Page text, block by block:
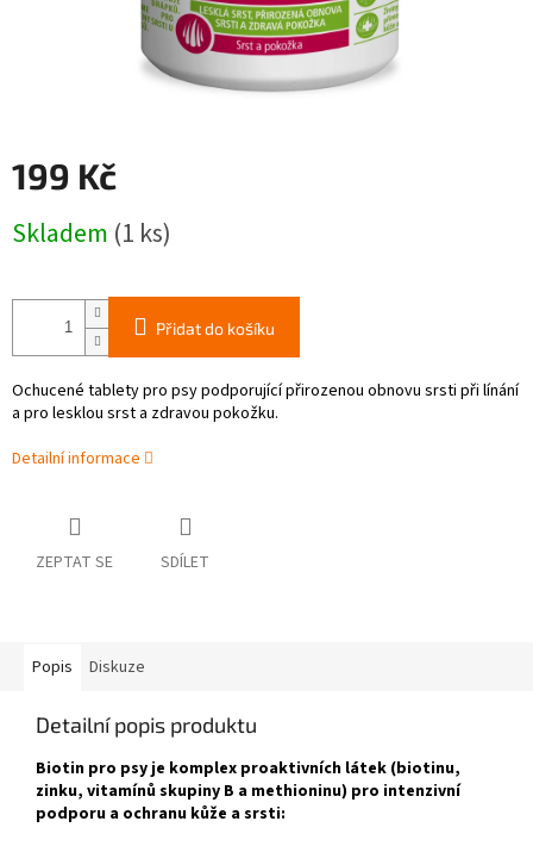
199 Kč
cena:
Skladem (1 ks)
Přidat do košíku
Ochucené tablety pro psy podporující přirozenou obnovu srsti při línání
a pro lesklou srst a zdravou pokožku.
Detailní informace
ZEPTAT SE SDÍLET
Popis Diskuze
Detailní popis produktu
Biotin pro psy je komplex proaktivních látek (biotinu,
zinku, vitamínů skupiny B a methioninu) pro intenzivní
podporu a ochranu kůže a srsti: